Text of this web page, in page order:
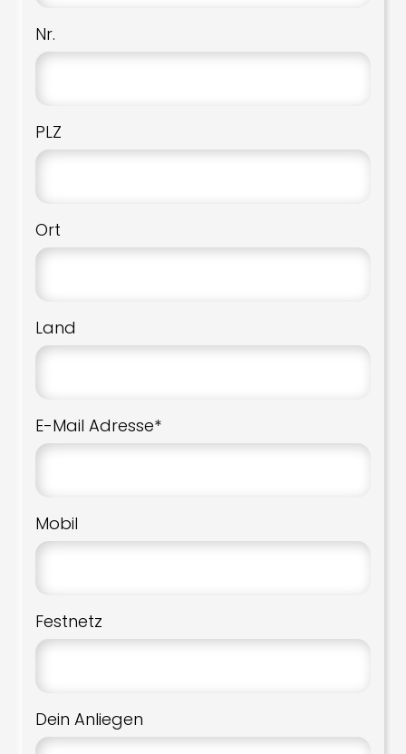
Nr.
PLZ
Ort
Land
E-Mail Adresse*
Mobil
Festnetz
Dein Anliegen